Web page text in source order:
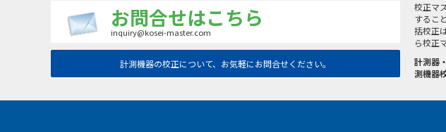
お問合せはこちら
inquiry@kosei-master.com
計測機器の校正について、お気軽にお問合せください。
校正マ
するこ
括校正
ら校正
計測器
測機器